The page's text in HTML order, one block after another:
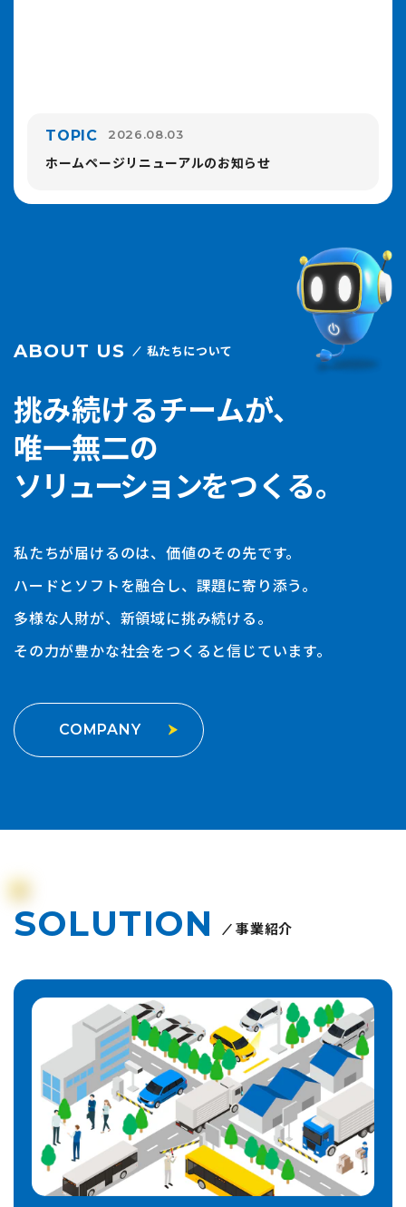
TOPIC 2026.08.03
ホームページリニューアルのお知らせ
ABOUT US 私たちについて
挑み続けるチームが、
唯一無二の
ソリューションをつくる。
私たちが届けるのは、価値のその先です。
ハードとソフトを融合し、課題に寄り添う。
多様な人財が、新領域に挑み続ける。
その力が豊かな社会をつくると信じています。
COMPANY
SOLUTION 事業紹介